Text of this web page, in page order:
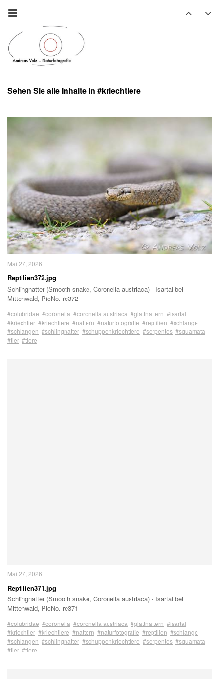
Sehen Sie alle Inhalte in #kriechtiere
Mai 27, 2026
Reptilien372.jpg
Schlingnatter (Smooth snake, Coronella austriaca) - Isartal bei
Mittenwald, PicNo. re372
#colubridae #coronella #coronella austriaca #glattnattern #isartal
#kriechtier #kriechtiere #nattern #naturfotografie #reptilien #schlange
#schlangen #schlingnatter #schuppenkriechtiere #serpentes #squamata
#tier #tiere
Mai 27, 2026
Reptilien371.jpg
Schlingnatter (Smooth snake, Coronella austriaca) - Isartal bei
Mittenwald, PicNo. re371
#colubridae #coronella #coronella austriaca #glattnattern #isartal
#kriechtier #kriechtiere #nattern #naturfotografie #reptilien #schlange
#schlangen #schlingnatter #schuppenkriechtiere #serpentes #squamata
#tier #tiere